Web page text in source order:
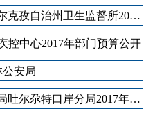
新疆维吾尔自治区克孜勒苏柯尔克孜自治州卫生监督所2017年部门预算公开
控中心2017年部门预算公开
公安局
克孜勒苏柯尔克孜自治州公安局吐尔尕特口岸分局2017年部门预算公开